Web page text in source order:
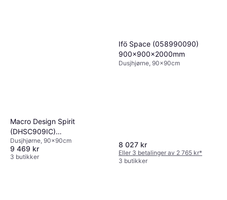
Macro Design Spirit
(DHSC909IC)
900x900x1970mm
Dusjhjørne, 90x90cm
9 469 kr
3 butikker
Ifö Space (058990090)
900x900x2000mm
Dusjhjørne, 90x90cm
8 027 kr
Eller 3 betalinger av 2 765 kr*
3 butikker